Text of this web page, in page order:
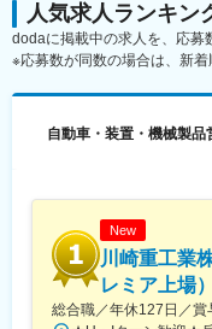
■入社後のフロー：
入社後本社で3~5年
験を積んだ後、ド
ニットメーカーを
す。
VW／OPEL／FIAT
機／愛知製鋼／い
■同社の特徴：
◇技術力:これまで
成形する事に成功
人気求人ランキン
dodaに掲載中の求人を、応募
※応募数が同数の場合は、新着
自動車・装置・機械製品
New
川崎重工業
レミア上場）
総合職／年休127日／